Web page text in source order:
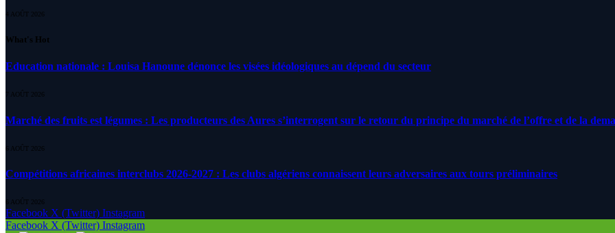
4 AOÛT 2026
What's Hot
Education nationale : Louisa Hanoune dénonce les visées idéologiques au dépend du secteur
7 AOÛT 2026
Marché des fruits est légumes : Les producteurs des Aures s’interrogent sur le retour du principe du marché de l’offre et de la
6 AOÛT 2026
Compétitions africaines interclubs 2026-2027 : Les clubs algériens connaissent leurs adversaires aux tours préliminaires
6 AOÛT 2026
Facebook X (Twitter) Instagram
Facebook X (Twitter) Instagram